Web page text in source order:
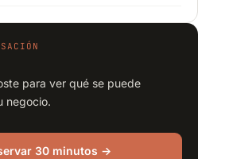
para ver qué se puede
negocio.
30 minutos →